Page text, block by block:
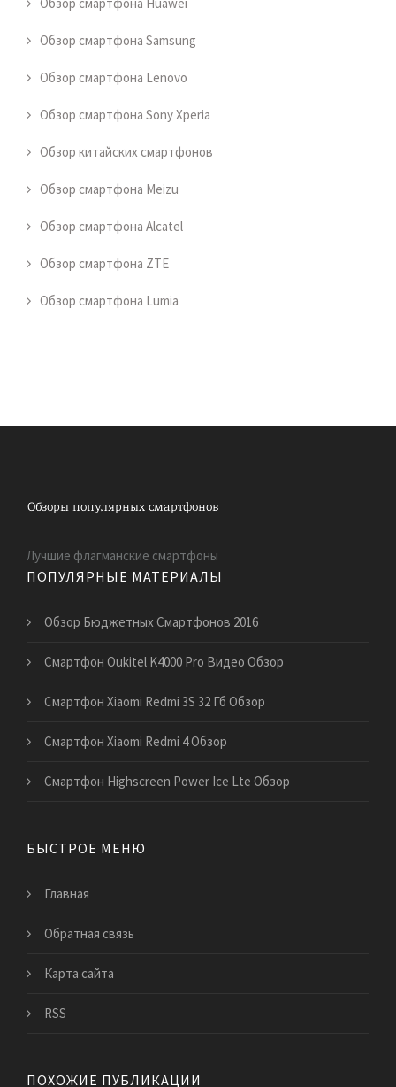
Обзор смартфона Samsung
Обзор смартфона Lenovo
Обзор смартфона Sony Xperia
Обзор китайских смартфонов
Обзор смартфона Meizu
Обзор смартфона Alcatel
Обзор смартфона ZTE
Обзор смартфона Lumia
Лучшие флагманские смартфоны
ПОПУЛЯРНЫЕ МАТЕРИАЛЫ
Обзор Бюджетных Смартфонов 2016
Смартфон Oukitel K4000 Pro Видео Обзор
Смартфон Xiaomi Redmi 3S 32 Гб Обзор
Смартфон Xiaomi Redmi 4 Обзор
Смартфон Highscreen Power Ice Lte Обзор
БЫСТРОЕ МЕНЮ
Главная
Обратная связь
Карта сайта
RSS
ПОХОЖИЕ ПУБЛИКАЦИИ